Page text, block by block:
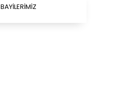
BAYİLERİMİZ